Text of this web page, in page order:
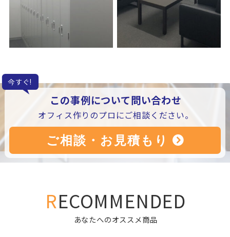
今すぐ!
この事例について問い合わせ
オフィス作りのプロにご相談ください。
RECOMMENDED
あなたへのオススメ商品